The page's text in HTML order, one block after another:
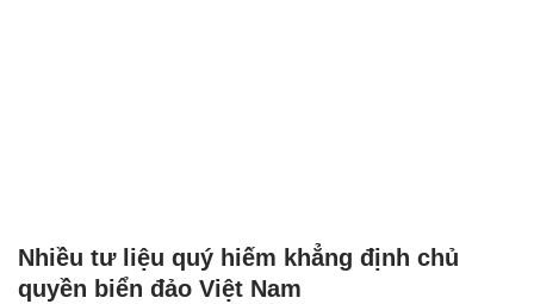
Nhiều tư liệu quý hiếm khẳng định chủ
quyền biển đảo Việt Nam